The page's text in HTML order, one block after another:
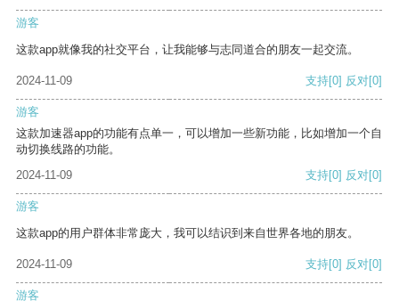
游客
这款app就像我的社交平台，让我能够与志同道合的朋友一起交流。
2024-11-09 支持[0] 反对[0]
游客
这款加速器app的功能有点单一，可以增加一些新功能，比如增加一个自
动切换线路的功能。
2024-11-09
支持[0] 反对[0]
游客
这款app的用户群体非常庞大，我可以结识到来自世界各地的朋友。
2024-11-09 支持[0] 反对[0]
游客